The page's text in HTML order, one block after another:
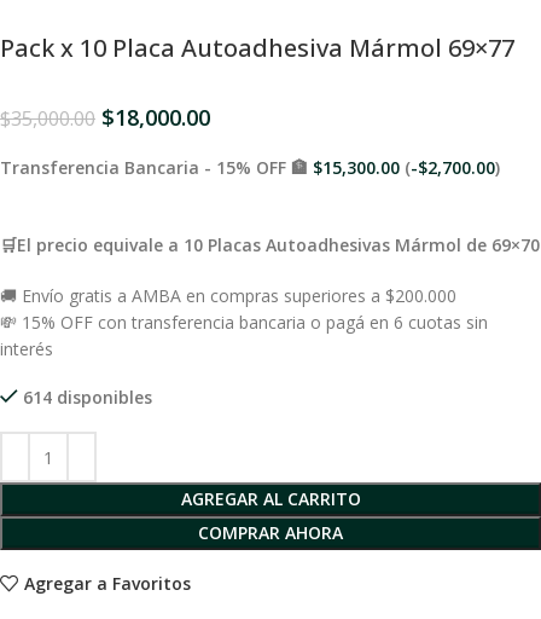
Pack x 10 Placa Autoadhesiva Mármol 69×77
$35,000.00 $18,000.00
Transferencia Bancaria - 15% OFF 🏦 $15,300.00 (-$2,700.00)
🛒El precio equivale a 10 Placas Autoadhesivas Mármol de 69×70
🚚 Envío gratis a AMBA en compras superiores a $200.000
💸 15% OFF con transferencia bancaria o pagá en 6 cuotas sin
interés
614 disponibles
AGREGAR AL CARRITO
COMPRAR AHORA
Agregar a Favoritos